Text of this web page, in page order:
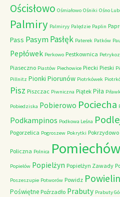
Ościsłowo Ośmiałowo Ośniki Ośno
Palmiry Palmiryy Palędzie Paplin
Pass PasymPasłęk Paterek Patków
Pepłówek Perkowo Pestkownica
Piaseczno Piastów Piechowice Piecki Pieski
Pillnitz Pionki Piorunów Piotrkówek
Pisz Piszczac Piwniczna Piątek Piła
Pobiedziska Pobierowo Pociecha
Podkampinos Podkowa Leśna
Pogorzelica Pogroszew Pokrytki Pokrzydowo
Policzna Polnica
Popielów Popielżyn Popielżyn Zawady
Poszeszupie Potworów Powidz Powielin
Poświętne Poźrzadło Prabuty Prabuty